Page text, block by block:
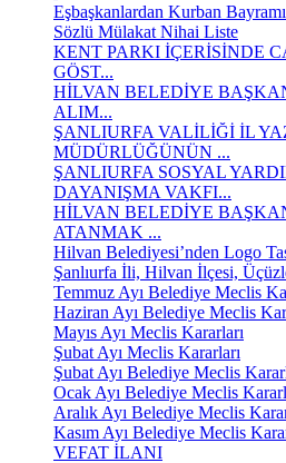
Eşbaşkanlardan Kurban
Sözlü Mülakat Nihai Liste
KENT PARKI İÇERİSİNDE
GÖST...
HİLVAN BELEDİYE
ALIM...
ŞANLIURFA VALİLİĞİ İL
MÜDÜRLÜĞÜNÜN ...
ŞANLIURFA SOSYAL
DAYANIŞMA VAKFI...
HİLVAN BELEDİYE
ATANMAK ...
Hilvan Belediyesi’nden Logo
Şanlıurfa İli, Hilvan İlçesi,
Temmuz Ayı Belediye Meclis
Haziran Ayı Belediye Meclis
Mayıs Ayı Meclis Kararları
Şubat Ayı Meclis Kararları
Şubat Ayı Belediye Meclis
Ocak Ayı Belediye Meclis
Aralık Ayı Belediye Meclis
Kasım Ayı Belediye Meclis
VEFAT İLANI